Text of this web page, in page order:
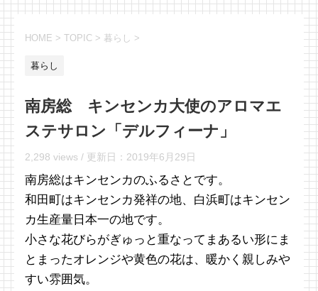
HOME > TOPIC > 暮らし >
暮らし
南房総 キンセンカ大使のアロマエ
ステサロン「デルフィーナ」
2,298 views / 更新日： 2019年6月29日
南房総はキンセンカのふるさとです。
和田町はキンセンカ発祥の地、白浜町はキンセン
カ生産量日本一の地です。
小さな花びらがぎゅっと重なってまあるい形にま
とまったオレンジや黄色の花は、暖かく親しみや
すい雰囲気。